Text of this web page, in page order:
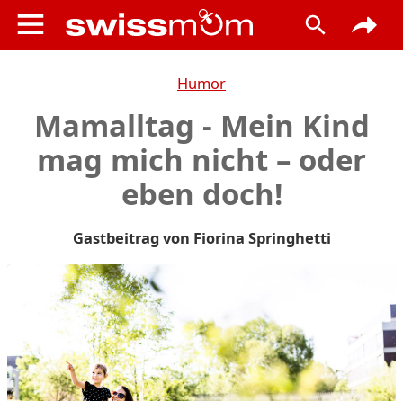
Humor
Mamalltag - Mein Kind
mag mich nicht – oder
eben doch!
Gastbeitrag von Fiorina Springhetti